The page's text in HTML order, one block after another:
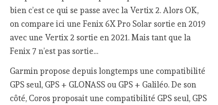
bien c’est ce qui se passe avec la Vertix 2. Alors OK,
on compare ici une Fenix 6X Pro Solar sortie en 2019
avec une Vertix 2 sortie en 2021. Mais tant que la
Fenix 7 n’est pas sortie…
Garmin propose depuis longtemps une compatibilité
GPS seul, GPS + GLONASS ou GPS + Galiléo. De son
côté, Coros proposait une compatibilité GPS seul, GPS